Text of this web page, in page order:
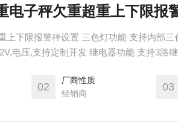
电子秤欠重超重上下限报
上下限报警秤设置 三色灯功能 支持内部三
电压,支持定制开发 继电器功能 支持3路
持协议定制，支持定制开发 4-20ma/0-5v
02
厂商性质
经销商
03